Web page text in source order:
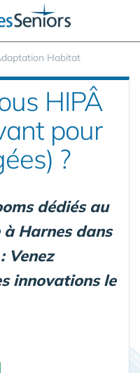
Habitat
HIPÂ
pour
?
dédiés au
Harnes dans
Venez
innovations le